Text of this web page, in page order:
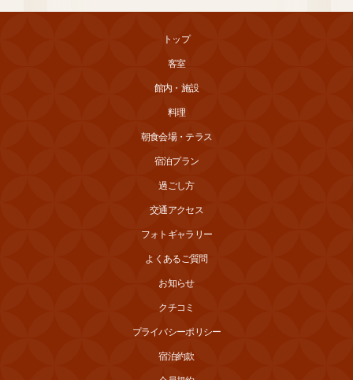
トップ
客室
館内・施設
料理
朝食会場・テラス
宿泊プラン
過ごし方
交通アクセス
フォトギャラリー
よくあるご質問
お知らせ
クチコミ
プライバシーポリシー
宿泊約款